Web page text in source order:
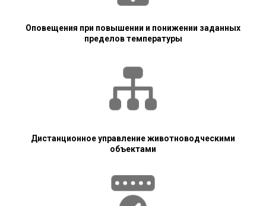
Оповещения при повышении и понижении заданных
пределов температуры
Дистанционное управление животноводческими
объектами